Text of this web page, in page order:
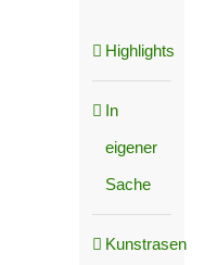
Highlights
In
eigener
Sache
Kunstrasen